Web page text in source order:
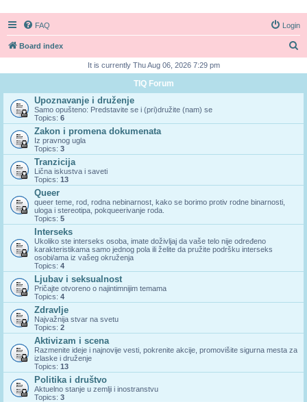
FAQ Login
Board index
r
It is currently Thu Aug 06, 2026 7:29 pm
TIQ Forum
Upoznavanje i druženje
Samo opušteno: Predstavite se i (pri)družite (nam) se
Topics: 6
Zakon i promena dokumenata
Iz pravnog ugla
Topics: 3
Tranzicija
Lična iskustva i saveti
Topics: 13
Queer
queer teme, rod, rodna nebinarnost, kako se borimo protiv rodne binarnosti,
uloga i stereotipa, pokqueerivanje roda.
Topics: 5
Interseks
Ukoliko ste interseks osoba, imate doživljaj da vaše telo nije određeno
karakteristikama samo jednog pola ili želite da pružite podršku interseks
osobi/ama iz vašeg okruženja
Topics: 4
Ljubav i seksualnost
Pričajte otvoreno o najintimnijim temama
Topics: 4
Zdravlje
Najvažnija stvar na svetu
Topics: 2
Aktivizam i scena
Razmenite ideje i najnovije vesti, pokrenite akcije, promovišite sigurna mesta za
izlaske i druženje
Topics: 13
Politika i društvo
Aktuelno stanje u zemlji i inostranstvu
Topics: 3